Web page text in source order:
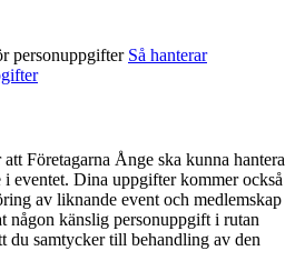
personuppgifter Så hanterar
Företagarna Ånge ska kunna hantera
i eventet. Dina uppgifter kommer också
av liknande event och medlemskap
någon känslig personuppgift i rutan
du samtycker till behandling av den